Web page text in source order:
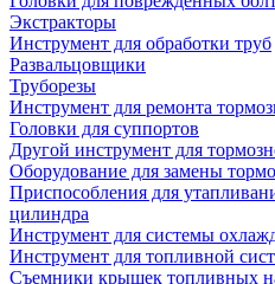
Экстракторы
Инструмент для обработки труб
Развальцовщики
Труборезы
Инструмент для ремонта
Головки для суппортов
Другой инструмент для
Оборудование для замены
Приспособления для
цилиндра
Инструмент для системы
Инструмент для топливной
Съемники крышек топливных